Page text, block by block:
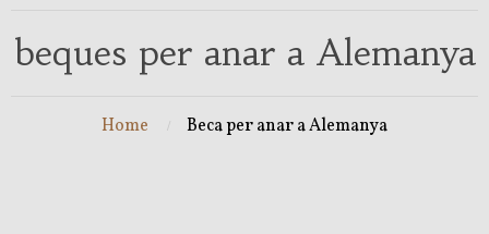
beques per anar a Alemanya
Home Beca per anar a Alemanya